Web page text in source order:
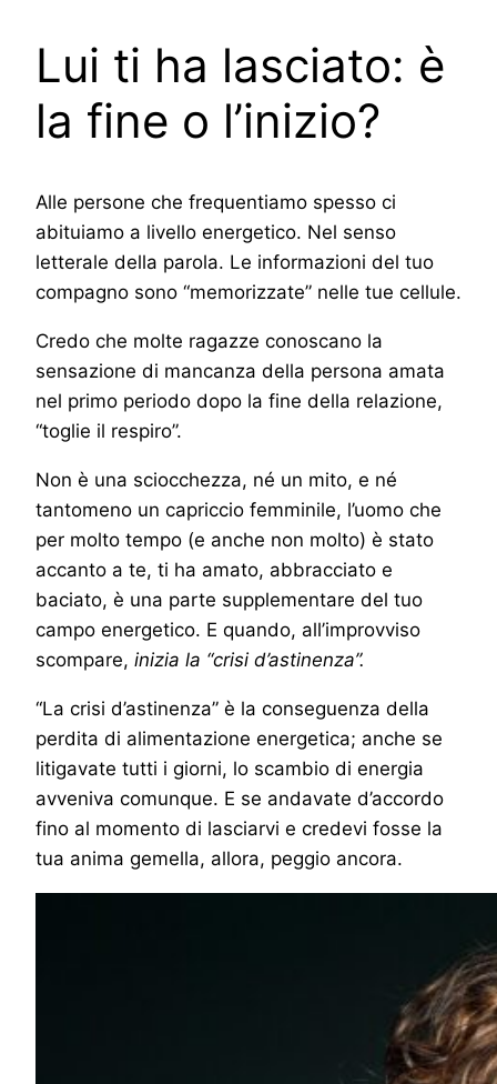
Lui ti ha lasciato: è
la fine o l’inizio?
Alle persone che frequentiamo spesso ci
abituiamo a livello energetico. Nel senso
letterale della parola. Le informazioni del tuo
compagno sono “memorizzate” nelle tue cellule.
Credo che molte ragazze conoscano la
sensazione di mancanza della persona amata
nel primo periodo dopo la fine della relazione,
“toglie il respiro”.
Non è una sciocchezza, né un mito, e né
tantomeno un capriccio femminile, l’uomo che
per molto tempo (e anche non molto) è stato
accanto a te, ti ha amato, abbracciato e
baciato, è una parte supplementare del tuo
campo energetico. E quando, all’improvviso
scompare, inizia la “crisi d’astinenza”.
“La crisi d’astinenza” è la conseguenza della
perdita di alimentazione energetica; anche se
litigavate tutti i giorni, lo scambio di energia
avveniva comunque. E se andavate d’accordo
fino al momento di lasciarvi e credevi fosse la
tua anima gemella, allora, peggio ancora.